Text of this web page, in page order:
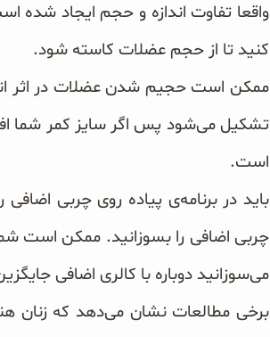
واقعا تفاوت ‌اندازه و حجم ایجاد شده
کنید تا از حجم عضلات کاسته شود.
ممکن است حجیم شدن عضلات در اثر
تشکیل می‌شود پس اگر سایز کمر شما
است.
باید در برنامه‌ی پیاده روی چربی
چربی اضافی را بسوزانید. ممکن است
می‌سوزانید دوباره با کالری اضافی
برخی مطالعات نشان می‌دهد که زنان